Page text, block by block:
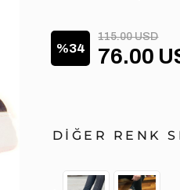
34
115.00 USD
76.00
DİĞER RENK